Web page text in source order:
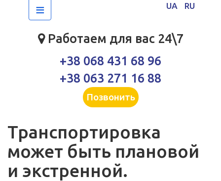
≡ UA RU
Работаем для вас 24\7
+38 068 431 68 96
+38 063 271 16 88
Позвонить
Транспортировка
может быть плановой
и экстренной.